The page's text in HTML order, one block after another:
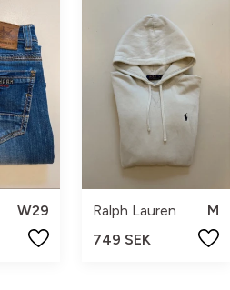
W29
Ralph Lauren
M
749 SEK